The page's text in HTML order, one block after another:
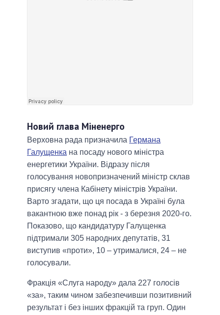
Новий глава Міненерго
Верховна рада призначила Германа
Галущенка на посаду нового міністра
енергетики України. Відразу після
голосування новопризначений міністр склав
присягу члена Кабінету міністрів України.
Варто згадати, що ця посада в Україні була
вакантною вже понад рік - з березня 2020-го.
Показово, що кандидатуру Галущенка
підтримали 305 народних депутатів, 31
виступив «проти», 10 – утрималися, 24 – не
голосували.
Фракція «Слуга народу» дала 227 голосів
«за», таким чином забезпечивши позитивний
результат і без інших фракцій та груп. Один